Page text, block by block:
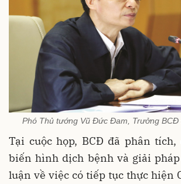
Phó Thủ tướng Vũ Đức Đam, Trưởng BCĐ
Tại cuộc họp, BCĐ đã phân
biến hình dịch bệnh và giải
luận về việc có tiếp tục thực hiện